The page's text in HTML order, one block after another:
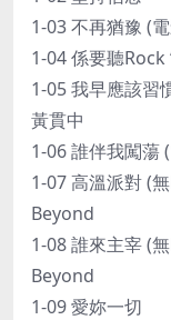
1-03 不再猶豫 (
1-04 係要聽
1-05 我早應該
黃貫中
1-06 誰伴我闖
1-07 高溫派對 (
Beyond
1-08 誰來主宰 (
Beyond
1-09 愛妳一切